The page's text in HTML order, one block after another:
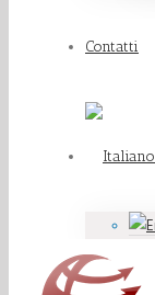
Contatti